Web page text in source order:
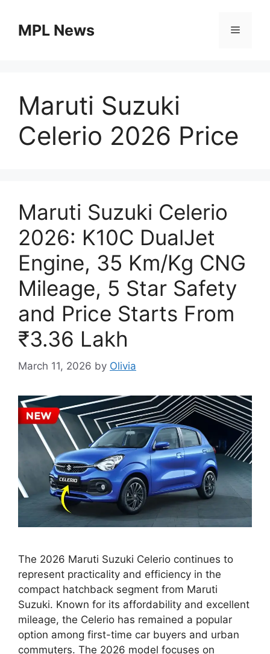
contentMPL News Menu
Maruti Suzuki
Celerio 2026 Price
Maruti Suzuki Celerio
2026: K10C DualJet
Engine, 35 Km/Kg CNG
Mileage, 5 Star Safety
and Price Starts From
₹3.36 Lakh
March 11, 2026 by Olivia
The 2026 Maruti Suzuki Celerio continues to
represent practicality and efficiency in the
compact hatchback segment from Maruti
Suzuki. Known for its affordability and excellent
mileage, the Celerio has remained a popular
option among first-time car buyers and urban
commuters. The 2026 model focuses on